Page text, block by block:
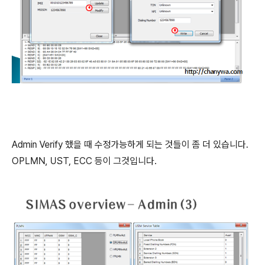
Admin Verify 했을 때 수정가능하게 되는 것들이 좀 더 있습니다.
OPLMN, UST, ECC 등이 그것입니다.